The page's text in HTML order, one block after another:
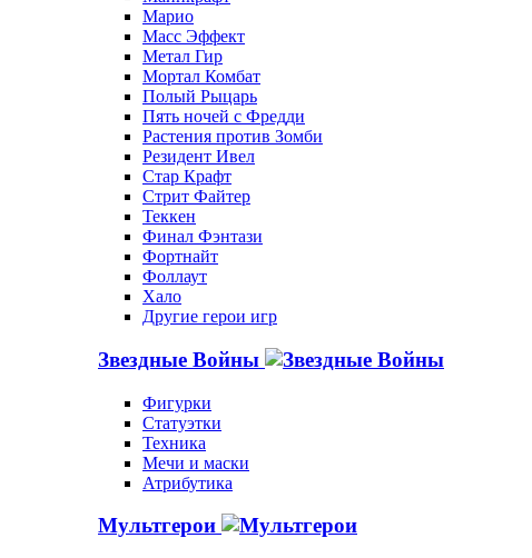
Марио
Масс Эффект
Метал Гир
Мортал Комбат
Полый Рыцарь
Пять ночей с Фредди
Растения против Зомби
Резидент Ивел
Стар Крафт
Стрит Файтер
Теккен
Финал Фэнтази
Фортнайт
Фоллаут
Хало
Другие герои игр
Звездные Войны
Фигурки
Статуэтки
Техника
Мечи и маски
Атрибутика
Мультгерои